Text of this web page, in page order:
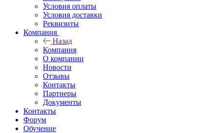
Условия оплаты
Условия доставки
Реквизиты
Компания
Назад
Компания
О компании
Новости
Отзывы
Контакты
Партнеры
Документы
Контакты
Форум
Обучение